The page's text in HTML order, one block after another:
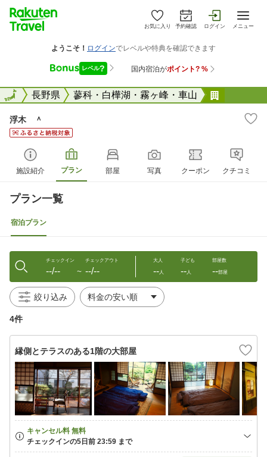
お気に入り 予約確認 ログイン メニュー
全国長野県 蓼科・白樺湖・霧ヶ峰・車山
全国
浮木 ＾
施設紹介 プラン 部屋 写真 クーポン クチコミ
プラン一覧
宿泊プラン
チェックイン
--/-- 〜
チェックアウト
--/--
大人
--人
子ども
--人
部屋数
--部屋
絞り込み
4件
縁側とテラスのある1階の大部屋